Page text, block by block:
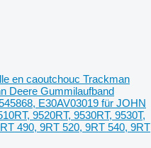
en caoutchouc Trackman
Deere Gummilaufband
E30AV03019 für JOHN
9520RT, 9530RT, 9530T,
490, 9RT 520, 9RT 540, 9RT